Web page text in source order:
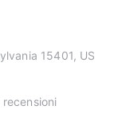
15401, US